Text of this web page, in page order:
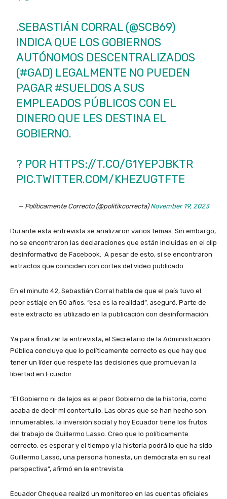
.SEBASTIÁN CORRAL (@SCB69)
INDICA QUE LOS GOBIERNOS
AUTÓNOMOS DESCENTRALIZADOS
(#GAD) LEGALMENTE NO PUEDEN
PAGAR #SUELDOSA SUS
EMPLEADOS PÚBLICOS CON EL
DINERO QUE LES DESTINA EL
GOBIERNO.
? POR HTTPS://T.CO/G1YEPJBKTR
PIC.TWITTER.COM/KHEZUGTFTE
— Políticamente Correcto (@politikcorrecta)November 19, 2023
Durante esta entrevista se analizaron varios temas. Sin embargo,
no se encontraron las declaraciones que están incluidas en el clip
desinformativo de Facebook. A pesar de esto, sí se encontraron
extractos que coinciden con cortes del video publicado.
En el minuto 42, Sebastián Corral habla de que el país tuvo el
peor estiaje en 50 años, “esa es la realidad”, aseguró. Parte de
este extracto es utilizado en la publicación con desinformación.
Ya para finalizar la entrevista, el Secretario de la Administración
Pública concluye que lo políticamente correcto es que hay que
tener un líder que respete las decisiones que promuevan la
libertad en Ecuador.
“El Gobierno ni de lejos es el peor Gobierno de la historia, como
acaba de decir mi contertulio. Las obras que se han hecho son
innumerables, la inversión social y hoy Ecuador tiene los frutos
del trabajo de Guillermo Lasso. Creo que lo políticamente
correcto, es esperar y el tiempo y la historia podrá lo que ha sido
Guillermo Lasso, una persona honesta, un demócrata en su real
perspectiva”, afirmó en la entrevista.
Ecuador Chequea realizó un monitoreo en las cuentas oficiales